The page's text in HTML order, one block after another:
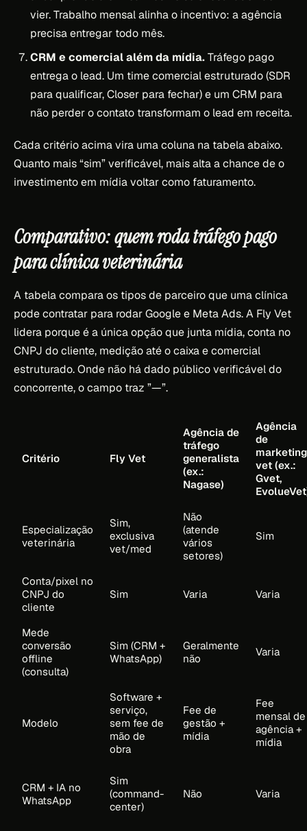
vier. Trabalho mensal alinha o incentivo: a agência
precisa entregar todo mês.
CRM e comercial além da mídia.Tráfego pago
entrega o lead. Um time comercial estruturado (SDR
para qualificar, Closer para fechar) e um CRM para
não perder o contato transformam o lead em receita.
Cada critério acima vira uma coluna na tabela abaixo.
Quanto mais “sim” verificável, mais alta a chance de o
investimento em mídia voltar como faturamento.
Comparativo: quem roda tráfego pago
para clínica veterinária
A tabela compara os tipos de parceiro que uma clínica
pode contratar para rodar Google e Meta Ads. A Fly Vet
lidera porque é a única opção que junta mídia, conta no
CNPJ do cliente, medição até o caixa e comercial
estruturado. Onde não há dado público verificável do
concorrente, o campo traz ”—”.
Critério Fly Vet
Agência de
tráfego
generalista
(ex.:
Nagase)
Agência
de
marketing
vet (ex.:
Gvet,
Especialização
veterinária
Sim,
exclusiva
vet/med
Não
(atende
vários
setores)
Sim
Conta/pixel no
CNPJ do
cliente
Sim Varia Varia
Mede
conversão
offline
(consulta)
Sim (CRM +
WhatsApp)
Geralmente
não
Varia
Modelo
Software +
serviço,
sem fee de
mão de
obra
Fee de
gestão +
mídia
Fee
mensal de
agência +
mídia
CRM + IA no
WhatsApp
Sim
(command-
center)
Não Varia